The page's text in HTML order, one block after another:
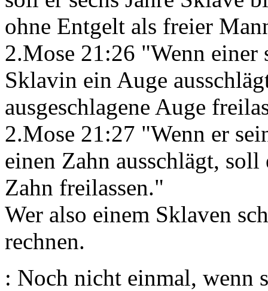
ohne Entgelt als freier
2.Mose 21:26 "Wenn einer
Sklavin ein Auge
ausgeschlagene Auge
2.Mose 21:27 "Wenn er
einen Zahn ausschlägt,
Zahn freilassen."
Wer also einem Sklaven
rechnen.
: Noch nicht einmal, wenn